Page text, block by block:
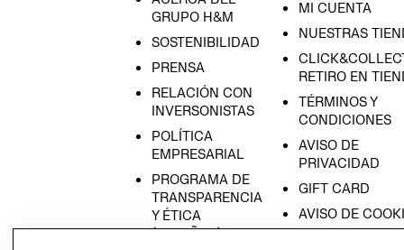
GRUPO H&M
SOSTENIBILIDAD
PRENSA
RELACIÓN CON
INVERSONISTAS
POLÍTICA
EMPRESARIAL
PROGRAMA DE
TRANSPARENCIA
Y ÉTICA
(ESPAÑOL)
MI CUENTA
NUESTRAS
RETIRO EN
TÉRMINOS Y
CONDICIONES
AVISO DE
PRIVACIDAD
GIFT CARD
AVISO DE